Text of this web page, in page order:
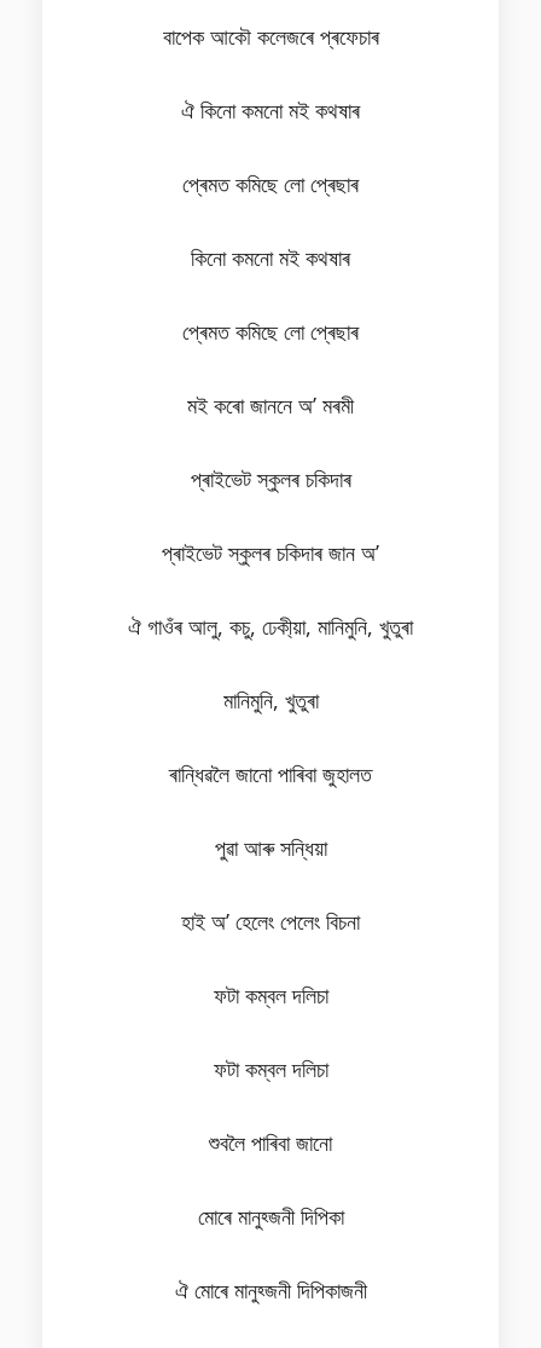
বাপেক আকৌ কলেজৰে প্ৰফেচাৰ
ঐ কিনো কমনো মই কথষাৰ
প্ৰেমত কমিছে লো প্ৰেছাৰ
কিনো কমনো মই কথষাৰ
প্ৰেমত কমিছে লো প্ৰেছাৰ
মই কৰো জাননে অ’ মৰমী
প্ৰাইভেট স্কুলৰ চকিদাৰ
প্ৰাইভেট স্কুলৰ চকিদাৰ জান অ’
ঐ গাওঁৰ আলু, কচু, ঢেকী্য়া, মানিমুনি, খুতুৰা
মানিমুনি, খুতুৰা
ৰান্ধিৱলৈ জানো পাৰিবা জুহালত
পুৱা আৰু সন্ধিয়া
হাই অ’ হেলেং পেলেং বিচনা
ফটা কম্বল দলিচা
ফটা কম্বল দলিচা
শুবলৈ পাৰিবা জানো
মোৰে মানুহ্জনী দিপিকা
ঐ মোৰে মানুহ্জনী দিপিকাজনী